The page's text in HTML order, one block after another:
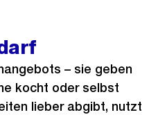
– sie geben
kocht oder selbst
lieber abgibt, nutzt